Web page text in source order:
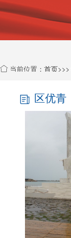
当前位置： 首页>>>
区优青